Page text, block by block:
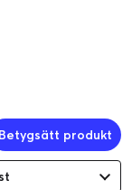
Betygsätt produkt